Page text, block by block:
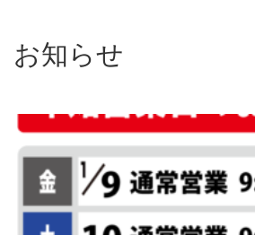
お知らせ